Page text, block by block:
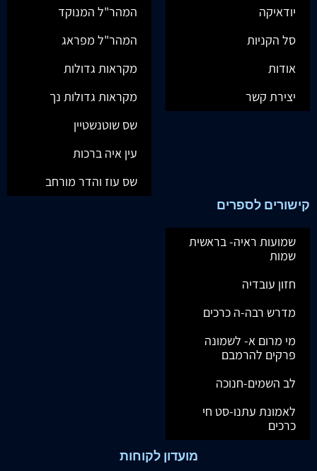
יודאיקה
סל הקניות
אודות
יצירת קשר
המהר"ל המנוקד
המהר"ל מפראג
מקראות גדולות
מקראות גדולות נך
שס שוטנשטיין
עין איה ברכות
שס עוז והדר מורחב
קישורים לספרים
שמועות ראיה- בראשית
שמות
חזון עובדיה
מדרש רבה-ה כרכים
מי מרום א- לשמונה
פרקים להרמבם
לב השמים-חנוכה
לאמונת עתנו-סט חי
כרכים
מועדון לקוחות